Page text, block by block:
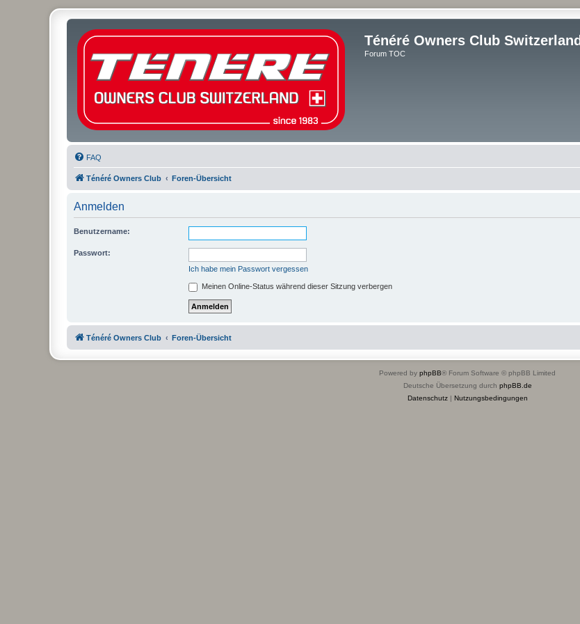
Ténéré Owners Club Switzerland
Forum TOC
FAQ
Ténéré Owners Club Foren-Übersicht
Anmelden
Benutzername:
Passwort:
Ich habe mein Passwort vergessen
Meinen Online-Status während dieser Sitzung verbergen
Ténéré Owners Club Foren-Übersicht
Powered by phpBB® Forum Software © phpBB Limited
Deutsche Übersetzung durch phpBB.de
Datenschutz| Nutzungsbedingungen